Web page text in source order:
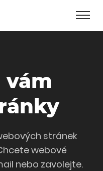
stránek
webové
nebo zavolejte.